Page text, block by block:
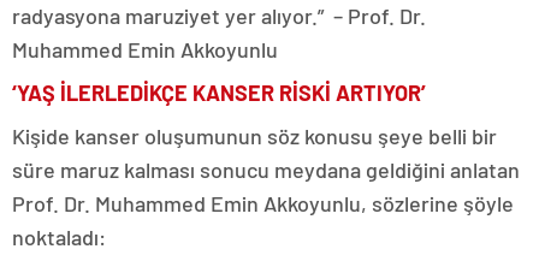
radyasyona maruziyet yer alıyor.” – Prof. Dr.
Muhammed Emin Akkoyunlu
‘YAŞ İLERLEDİKÇE KANSER RİSKİ ARTIYOR’
Kişide kanser oluşumunun söz konusu şeye belli bir
süre maruz kalması sonucu meydana geldiğini anlatan
Prof. Dr. Muhammed Emin Akkoyunlu, sözlerine şöyle
noktaladı: